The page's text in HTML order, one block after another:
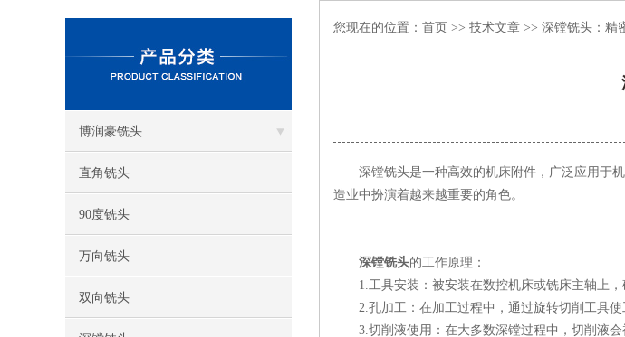
博润豪铣头
直角铣头
90度铣头
万向铣头
双向铣头
您现在的位置： 首页 >> 技术文章 >> 深镗铣头：精
深镗铣头是一种高效的机床附件，广泛应用于机
造业中扮演着越来越重要的角色。
深镗铣头的工作原理：
1.工具安装：被安装在数控机床或铣床主轴上，
2.孔加工：在加工过程中，通过旋转切削工具使
3.切削液使用：在大多数深镗过程中，切削液会